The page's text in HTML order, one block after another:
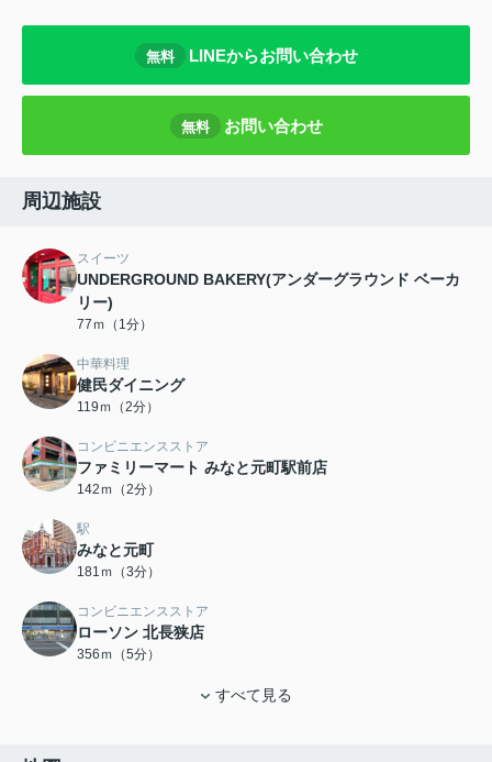
無料 LINEからお問い合わせ
無料 お問い合わせ
周辺施設
スイーツ
UNDERGROUND BAKERY(アンダーグラウンド ベーカ
リー)
77ｍ（1分）
中華料理
健民ダイニング
119ｍ（2分）
コンビニエンスストア
ファミリーマート みなと元町駅前店
142ｍ（2分）
駅
みなと元町
181ｍ（3分）
コンビニエンスストア
ローソン 北長狭店
356ｍ（5分）
すべて見る